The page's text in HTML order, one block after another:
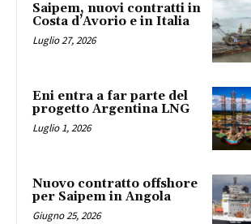
Saipem, nuovi contratti in
Costa d’Avorio e in Italia
Luglio 27, 2026
Eni entra a far parte del
progetto Argentina LNG
Luglio 1, 2026
Nuovo contratto offshore
per Saipem in Angola
Giugno 25, 2026